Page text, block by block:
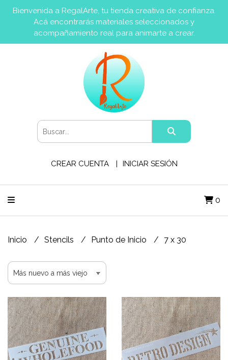
Bienvenida a RegalArte, tu tienda creativa de confianza.
Acá encontrarás materiales seleccionados y
acompañamiento real para animarte a crear.
CREAR CUENTA INICIAR SESIÓN
0
Inicio Stencils Punto de Inicio 7 x 30